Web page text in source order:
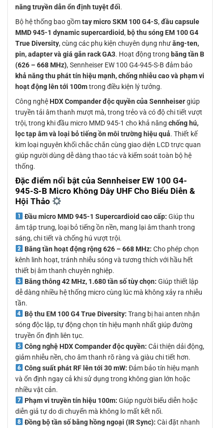
năng truyền dẫn ổn định tuyệt đối.
Bộ hệ thống bao gồmtay micro SKM 100 G4-S, đầu capsule
MMD 945-1 dynamic supercardioid, bộ thu sóng EM 100 G4
True Diversity, cùng các phụ kiện chuyên dụng nhưăng-ten,
pin, adapter và giá gắn rack GA3. Hoạt động trong băng tần B
(626 – 668 MHz), Sennheiser EW 100 G4-945-S-B đảm bảo
khả năng thu phát tín hiệu mạnh, chống nhiễu cao và phạm vi
hoạt động lên tới 100mtrong điều kiện lý tưởng.
Công nghệ HDX Compander độc quyền của Sennheisergiúp
truyền tải âm thanh mượt mà, trong trẻo và có độ chi tiết vượt
trội, trong khi đầu micro MMD 945-1 cho khả năng chống hú,
lọc tạp âm và loại bỏ tiếng ồn môi trường hiệu quả. Thiết kế
kim loại nguyên khối chắc chắn cùng giao diện LCD trực quan
giúp người dùng dễ dàng thao tác và kiểm soát toàn bộ hệ
thống.
Đặc điểm nổi bật của Sennheiser EW 100 G4-
945-S-B Micro Không Dây UHF Cho Biểu Diễn &
Hội Thảo
Đầu micro MMD 945-1 Supercardioid cao cấp: Giúp thu
âm tập trung, loại bỏ tiếng ồn nền, mang lại âm thanh trong
sáng, chi tiết và chống hú vượt trội.
Băng tần hoạt động rộng 626 – 668 MHz: Cho phép chọn
kênh linh hoạt, tránh nhiễu sóng và tương thích với hầu hết
thiết bị âm thanh chuyên nghiệp.
Băng thông 42 MHz, 1.680 tần số tùy chọn: Giúp thiết lập
dễ dàng nhiều hệ thống micro cùng lúc mà không xảy ra nhiễu
tần.
Bộ thu EM 100 G4 True Diversity: Trang bị hai anten nhận
sóng độc lập, tự động chọn tín hiệu mạnh nhất giúp đường
truyền ổn định liên tục.
Công nghệ HDX Compander độc quyền: Cải thiện dải động,
giảm nhiễu nền, cho âm thanh rõ ràng và giàu chi tiết hơn.
Công suất phát RF lên tới 30 mW: Đảm bảo tín hiệu mạnh
và ổn định ngay cả khi sử dụng trong không gian lớn hoặc
nhiều vật cản.
Phạm vi truyền tín hiệu 100m: Giúp người biểu diễn hoặc
diễn giả tự do di chuyển mà không lo mất kết nối.
Đồng bộ tần số bằng hồng ngoại (IR Sync): Cài đặt nhanh